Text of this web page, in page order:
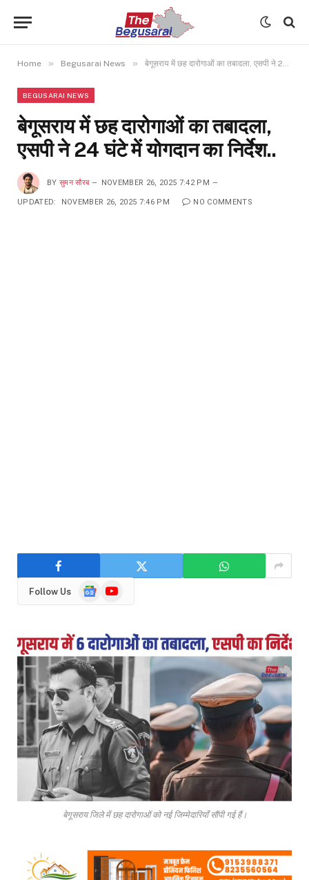
Home » Begusarai News » बेगूसराय में छह दारोगाओं का तबादला, एसपी ने 24 घंटे में योगदान का निर्देश..
BEGUSARAI NEWS
बेगूसराय में छह दारोगाओं का तबादला,
एसपी ने 24 घंटे में योगदान का निर्देश..
BY सुमन सौरब NOVEMBER 26, 2025 7:42 PM
UPDATED: NOVEMBER 26, 2025 7:46 PM NO COMMENTS
Follow Us
GoogleYouTube
बेगूसराय जिले में छह दारोगाओं को नई जिम्मेदारियाँ सौंपी गई हैं।